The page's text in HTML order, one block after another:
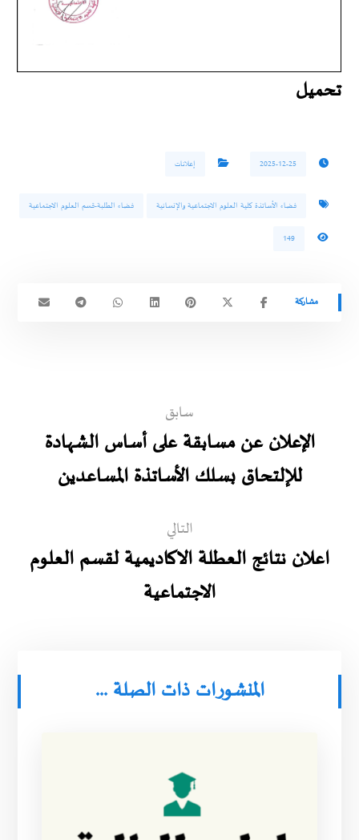
تحميل
2025-12-25 إعلانات
فضاء الأساتذة كلية العلوم الاجتماعية والإنسانية فضاء الطلبة-قسم العلوم الاجتماعية
149
سابق
الإعلان عن مسابقة على أساس الشهادة
للإلتحاق بسلك الأساتذة المساعدين
التالي
اعلان نتائج العطلة الاكاديمية لقسم العلوم
الاجتماعية
المنشورات ذات الصلة ...